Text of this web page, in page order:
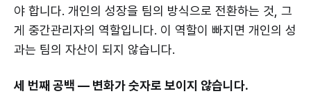
야 합니다. 개인의 성장을 팀의 방식으로 전환하는 것, 그
게 중간관리자의 역할입니다. 이 역할이 빠지면 개인의 성
과는 팀의 자산이 되지 않습니다.
세 번째 공백 — 변화가 숫자로 보이지 않습니다.